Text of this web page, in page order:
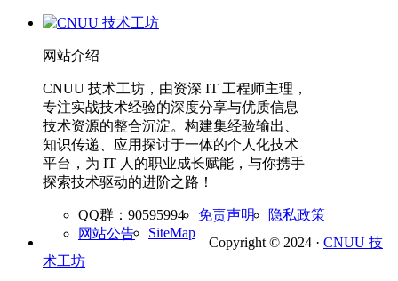
网站介绍
CNUU 技术工坊，由资深 IT 工程师主理，
专注实战技术经验的深度分享与优质信息
技术资源的整合沉淀。构建集经验输出、
知识传递、应用探讨于一体的个人化技术
平台，为 IT 人的职业成长赋能，与你携手
探索技术驱动的进阶之路！
QQ群：90595994 免责声明
隐私政策
网站公告
SiteMap
Copyright © 2024 · CNUU 技
术工坊